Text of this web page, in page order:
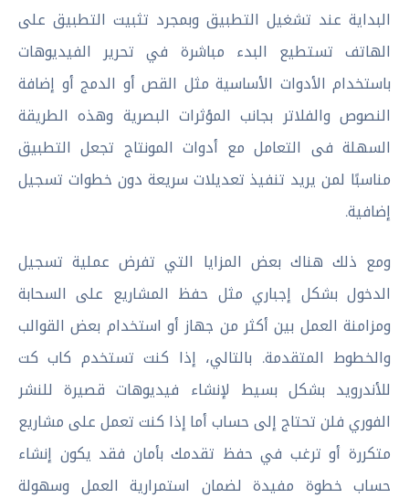
البداية عند تشغيل التطبيق وبمجرد تثبيت التطبيق على
الهاتف تستطيع البدء مباشرة في تحرير الفيديوهات
باستخدام الأدوات الأساسية مثل القص أو الدمج أو إضافة
النصوص والفلاتر بجانب المؤثرات البصرية وهذه الطريقة
السهلة فى التعامل مع أدوات المونتاج تجعل التطبيق
مناسبًا لمن يريد تنفيذ تعديلات سريعة دون خطوات تسجيل
إضافية.
ومع ذلك هناك بعض المزايا التي تفرض عملية تسجيل
الدخول بشكل إجباري مثل حفظ المشاريع على السحابة
ومزامنة العمل بين أكثر من جهاز أو استخدام بعض القوالب
والخطوط المتقدمة. بالتالي، إذا كنت تستخدم كاب كت
للأندرويد بشكل بسيط لإنشاء فيديوهات قصيرة للنشر
الفوري فلن تحتاج إلى حساب أما إذا كنت تعمل على مشاريع
متكررة أو ترغب في حفظ تقدمك بأمان فقد يكون إنشاء
حساب خطوة مفيدة لضمان استمرارية العمل وسهولة